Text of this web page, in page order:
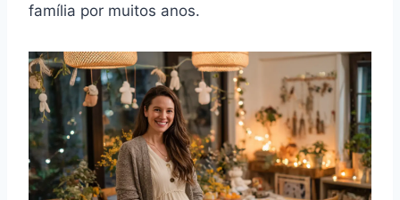
família por muitos anos.